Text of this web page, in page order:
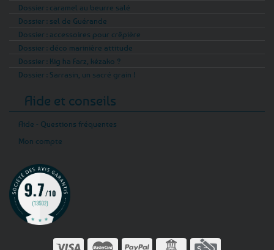
Dossier : caramel au beurre salé
Dossier : sel de Guérande
Dossier : accessoires pour crêpière
Dossier : déco marinière attitude
Dossier : Kig ha Farz, kézako ?
Dossier : Sarrasin, un sacré grain !
Aide et conseils
Aide - Questions fréquentes
Mon compte